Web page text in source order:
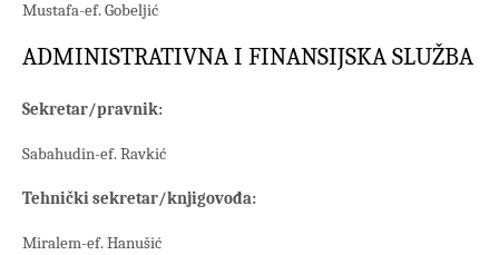
Mustafa-ef. Gobeljić
ADMINISTRATIVNA I FINANSIJSKA SLUŽBA
Sekretar/pravnik:
Sabahudin-ef. Ravkić
Tehnički sekretar/knjigovođa:
Miralem-ef. Hanušić